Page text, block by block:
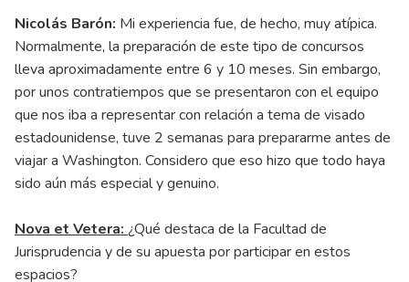
Nicolás Barón: Mi experiencia fue, de hecho, muy atípica.
Normalmente, la preparación de este tipo de concursos
lleva aproximadamente entre 6 y 10 meses. Sin embargo,
por unos contratiempos que se presentaron con el equipo
que nos iba a representar con relación a tema de visado
estadounidense, tuve 2 semanas para prepararme antes de
viajar a Washington. Considero que eso hizo que todo haya
sido aún más especial y genuino.
Nova et Vetera: ¿Qué destaca de la Facultad de
Jurisprudencia y de su apuesta por participar en estos
espacios?